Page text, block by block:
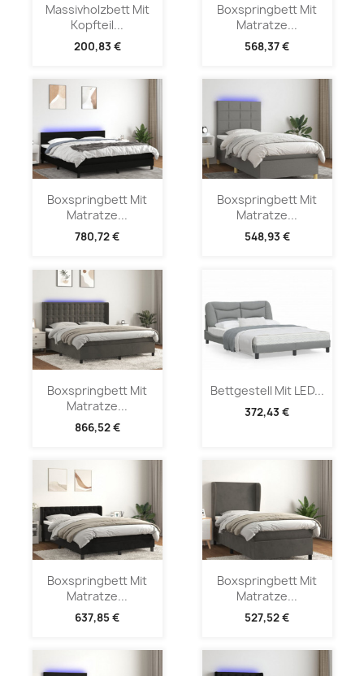
Massivholzbett Mit
Kopfteil...
200,83 €
Boxspringbett Mit
Matratze...
568,37 €
Boxspringbett Mit
Matratze...
780,72 €
Boxspringbett Mit
Matratze...
548,93 €
Boxspringbett Mit
Matratze...
866,52 €
Bettgestell Mit LED...
372,43 €
Boxspringbett Mit
Matratze...
637,85 €
Boxspringbett Mit
Matratze...
527,52 €